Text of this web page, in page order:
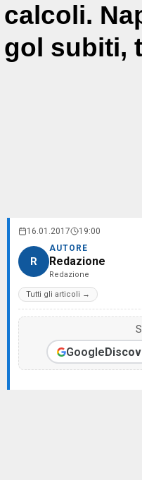
calcoli.
gol subiti,
16.01.2017 19:00
R
AUTORE
Redazione
Redazione
Tutti gli articoli →
Google